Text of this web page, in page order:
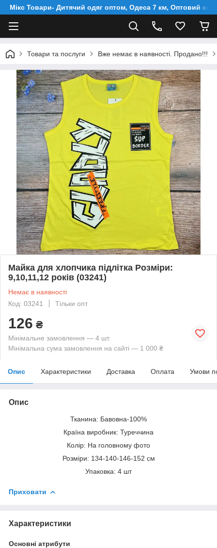
Мікс Товари- Дитячий одяг оптом, Одеса 7 км, Оптовий
Товари та послуги Вже немає в наявності. Продано!!!
Майка для хлопчика підлітка Розміри:
9,10,11,12 років (03241)
Немає в наявності
Код: 03241
Тільки опт
126 ₴
Мінімальне замовлення — 4 шт.
Мінімальна сума замовлення на сайті — 1 000 ₴
Опис Характеристики Доставка Оплата Умови
Опис
Тканина: Бавовна-100%
Країна виробник: Туреччина
Колір: На головному фото
Розміри: 134-140-146-152 см
Упаковка: 4 шт
Приховати
Характеристики
Основні атрибути